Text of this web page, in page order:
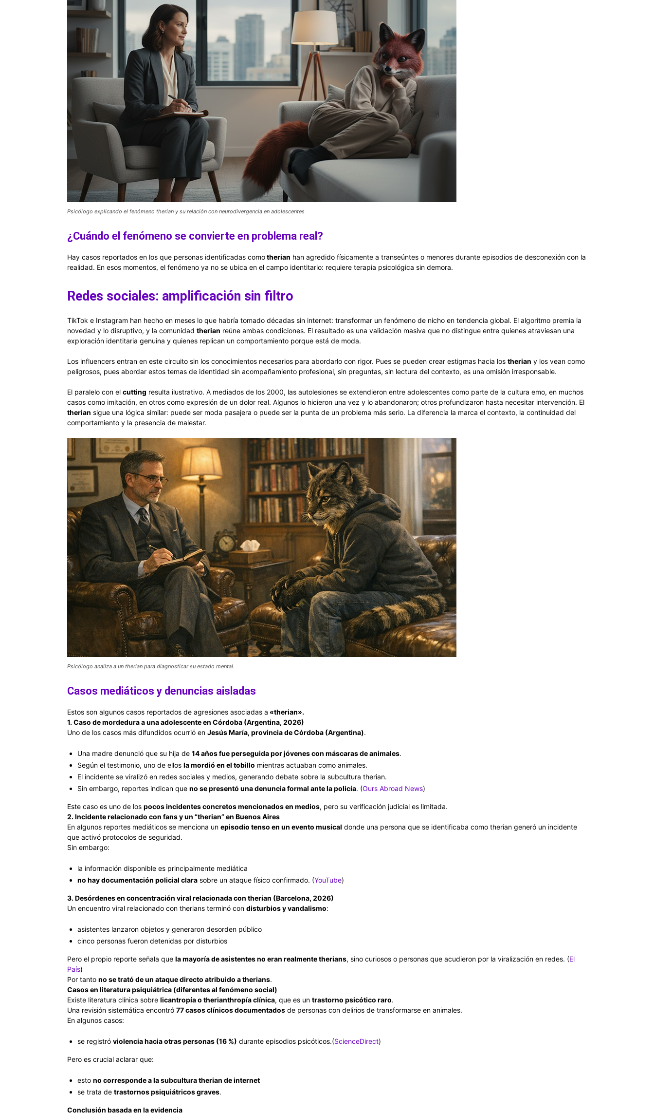
Psicólogo explicando el fenómeno therian y su relación con neurodivergencia en adolescentes
¿Cuándo el fenómeno se convierte en problema real?
Hay casos reportados en los que personas identificadas comotherian han agredido físicamente a transeúntes o menores durante episodios de desconexión con la
realidad. En esos momentos, el fenómeno ya no se ubica en el campo identitario: requiere terapia psicológica sin demora.
Redes sociales: amplificación sin filtro
TikTok e Instagram han hecho en meses lo que habría tomado décadas sin internet: transformar un fenómeno de nicho en tendencia global. El algoritmo premia la
novedad y lo disruptivo, y la comunidad therian reúne ambas condiciones. El resultado es una validación masiva que no distingue entre quienes atraviesan una
exploración identitaria genuina y quienes replican un comportamiento porque está de moda.
Los influencers entran en este circuito sin los conocimientos necesarios para abordarlo con rigor. Pues se pueden crear estigmas hacia los therian y los vean como
peligrosos, pues abordar estos temas de identidad sin acompañamiento profesional, sin preguntas, sin lectura del contexto, es una omisión irresponsable.
El paralelo con el cutting resulta ilustrativo. A mediados de los 2000, las autolesiones se extendieron entre adolescentes como parte de la cultura emo, en muchos
casos como imitación, en otros como expresión de un dolor real. Algunos lo hicieron una vez y lo abandonaron; otros profundizaron hasta necesitar intervención. El
therian sigue una lógica similar: puede ser moda pasajera o puede ser la punta de un problema más serio. La diferencia la marca el contexto, la continuidad del
comportamiento y la presencia de malestar.
Psicólogo analiza a un therian para diagnosticar su estado mental.
Casos mediáticos y denuncias aisladas
Estos son algunos casos reportados de agresiones asociadas a «therian».
1. Caso de mordedura a una adolescente en Córdoba (Argentina, 2026)
Uno de los casos más difundidos ocurrió en Jesús María, provincia de Córdoba (Argentina).
Una madre denunció que su hija de 14 años fue perseguida por jóvenes con máscaras de animales.
Según el testimonio, uno de ellos la mordió en el tobillo mientras actuaban como animales.
El incidente se viralizó en redes sociales y medios, generando debate sobre la subcultura therian.
Sin embargo, reportes indican que no se presentó una denuncia formal ante la policía. (Ours Abroad News)
Este caso es uno de los pocos incidentes concretos mencionados en medios, pero su verificación judicial es limitada.
2. Incidente relacionado con fans y un “therian” en Buenos Aires
En algunos reportes mediáticos se menciona un episodio tenso en un evento musical donde una persona que se identificaba como therian generó un incidente
que activó protocolos de seguridad.
Sin embargo:
la información disponible es principalmente mediática
no hay documentación policial clara sobre un ataque físico confirmado. (YouTube)
3. Desórdenes en concentración viral relacionada con therian (Barcelona, 2026)
Un encuentro viral relacionado con therians terminó con disturbios y vandalismo:
asistentes lanzaron objetos y generaron desorden público
cinco personas fueron detenidas por disturbios
Pero el propio reporte señala que la mayoría de asistentes no eran realmente therians, sino curiosos o personas que acudieron por la viralización en redes. (El
País)
Por tanto no se trató de un ataque directo atribuido a therians.
Casos en literatura psiquiátrica (diferentes al fenómeno social)
Existe literatura clínica sobre licantropía o therianthropía clínica, que es un trastorno psicótico raro.
Una revisión sistemática encontró 77 casos clínicos documentados de personas con delirios de transformarse en animales.
En algunos casos:
se registró violencia hacia otras personas (16 %) durante episodios psicóticos.(ScienceDirect)
Pero es crucial aclarar que:
esto no corresponde a la subcultura therian de internet
se trata de trastornos psiquiátricos graves.
Conclusión basada en la evidencia